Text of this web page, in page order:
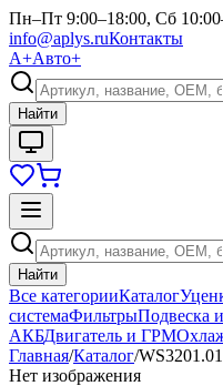
Пн–Пт 9:00–18:00, Сб
info@aplys.ruКонтакты
А+Авто+
Найти
Найти
Все категорииКаталог
системаФильтрыПодвеска
АКБДвигатель и ГРМ
Главная/Каталог/WS3201.01
Нет изображения